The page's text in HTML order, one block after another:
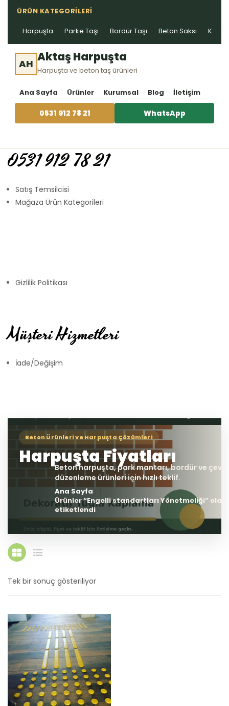
ÜRÜN KATEGORILERI
Harpuşta Parke Taşı Bordür Taşı Beton Saksı Kablo
AH Aktaş Harpuşta
Harpuşta ve beton taş ürünleri
Ana Sayfa Ürünler Kurumsal Blog İletişim
0531 912 78 21 WhatsApp
0531 912 78 21
Satış Temsilcisi
Mağaza Ürün Kategorileri
Gizlilik Politikası
Müşteri Hizmetleri
İade/Değişim
Ana Sayfa
Ürünler “Engelli standartları Yönetmeliği”
etiketlendi
Tek bir sonuç gösteriliyor